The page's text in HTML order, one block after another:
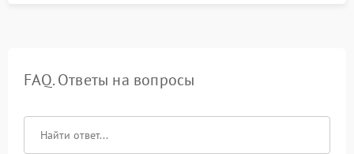
FAQ. Ответы на вопросы